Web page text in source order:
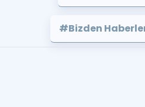
#Bizden